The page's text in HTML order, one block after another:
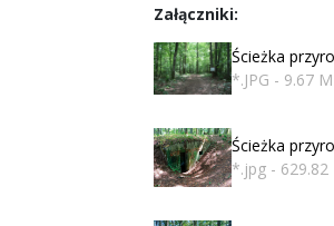
Załączniki:
Ścieżka
*.JPG - 9.67
Ścieżka
*.jpg - 629.82